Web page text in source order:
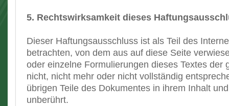
5. Rechtswirksamkeit dieses
Dieser Haftungsausschluss ist als Teil des
betrachten, von dem aus auf diese Seite
oder einzelne Formulierungen dieses Textes der
nicht, nicht mehr oder nicht vollständig
übrigen Teile des Dokumentes in ihrem Inhalt
unberührt.